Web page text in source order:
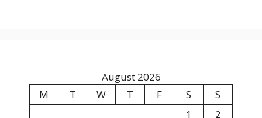
August 2026
M
T W T F S
S
1
2